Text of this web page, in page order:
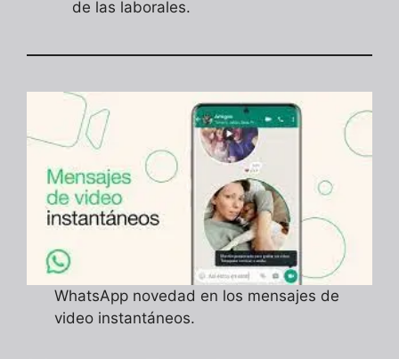
de las laborales.
WhatsApp novedad en los mensajes de
video instantáneos.